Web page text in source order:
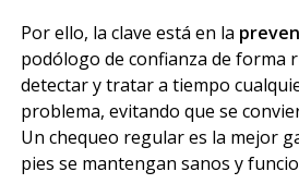
Por ello, la clave está en la
podólogo de confianza de forma
detectar y tratar a tiempo
problema, evitando que se
Un chequeo regular es la mejor
pies se mantengan sanos y